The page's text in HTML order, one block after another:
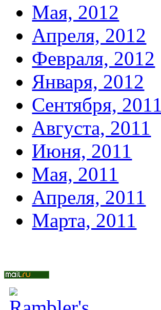
Мая, 2012
Апреля, 2012
Февраля, 2012
Января, 2012
Сентября, 2011
Августа, 2011
Июня, 2011
Мая, 2011
Апреля, 2011
Марта, 2011